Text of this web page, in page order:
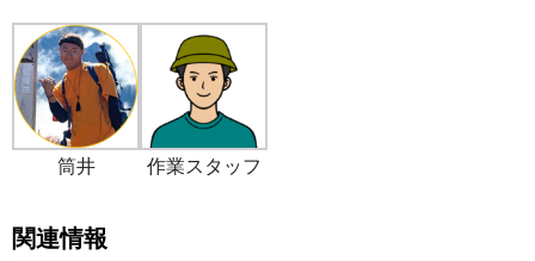
筒井 作業スタッフ
関連情報